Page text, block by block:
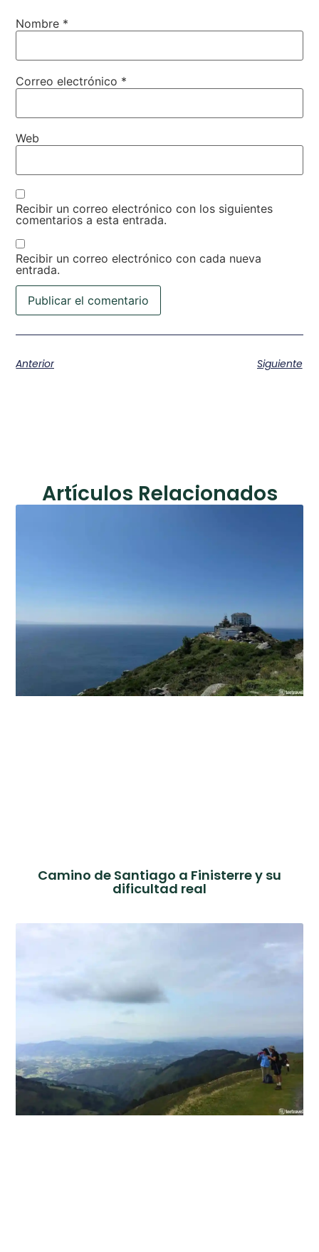
Nombre *
Correo electrónico *
Web
Recibir un correo electrónico con los siguientes
comentarios a esta entrada.
Recibir un correo electrónico con cada nueva
entrada.
Anterior Siguiente
Artículos Relacionados
Camino de Santiago a Finisterre y su
dificultad real